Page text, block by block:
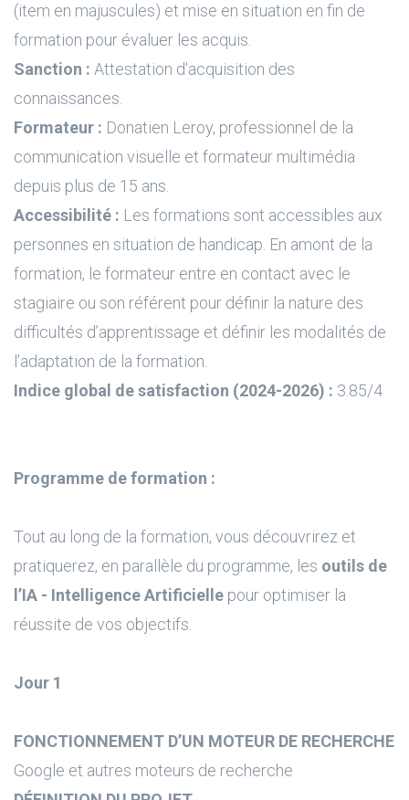
(item en majuscules) et mise en situation en fin de
formation pour évaluer les acquis.
Sanction : Attestation d'acquisition des
connaissances.
Formateur : Donatien Leroy, professionnel de la
communication visuelle et formateur multimédia
depuis plus de 15 ans.
Accessibilité : Les formations sont accessibles aux
personnes en situation de handicap. En amont de la
formation, le formateur entre en contact avec le
stagiaire ou son référent pour définir la nature des
difficultés d’apprentissage et définir les modalités de
l’adaptation de la formation.
Indice global de satisfaction (2024-2026) : 3.85/4
Programme de formation :
Tout au long de la formation, vous découvrirez et
pratiquerez, en parallèle du programme, les outils de
l’IA - Intelligence Artificielle pour optimiser la
réussite de vos objectifs.
Jour 1
FONCTIONNEMENT D’UN MOTEUR DE RECHERCHE
Google et autres moteurs de recherche